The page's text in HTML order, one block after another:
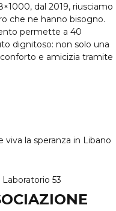
dal 2019, riusciamo
che ne hanno bisogno.
permette a 40
dignitoso: non solo una
e amicizia tramite
la speranza in Libano